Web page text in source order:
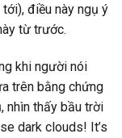
điều này ngụ ý
từ trước.
khi người nói
trên bằng chứng
nhìn thấy bầu trời
dark clouds! It’s